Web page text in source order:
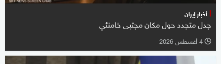
أخبار إيران
جدل متجدد حول مكان مجتبى خامنئي
l 4 أغسطس 2026